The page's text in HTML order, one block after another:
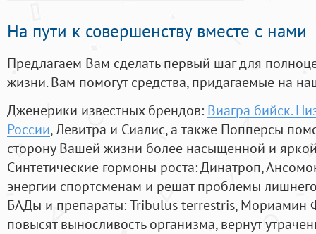
На пути к совершенству вместе с нами
Предлагаем Вам сделать первый шаг для
жизни. Вам помогут средства, придагаемые на
Дженерики известных брендов: Виагра бийск.
России, Левитра и Сиалис, а также Попперсы
сторону Вашей жизни более насыщенной и
Синтетические гормоны роста: Динатроп,
энергии спортсменам и решат проблемы
БАДы и препараты:Tribulus terrestris, Мориамин
повысят выносливость организма, вернут